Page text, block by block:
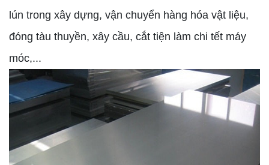
lún trong xây dựng, vận chuyển hàng hóa vật liệu,
đóng tàu thuyền, xây cầu, cắt tiện làm chi tết máy
móc,...